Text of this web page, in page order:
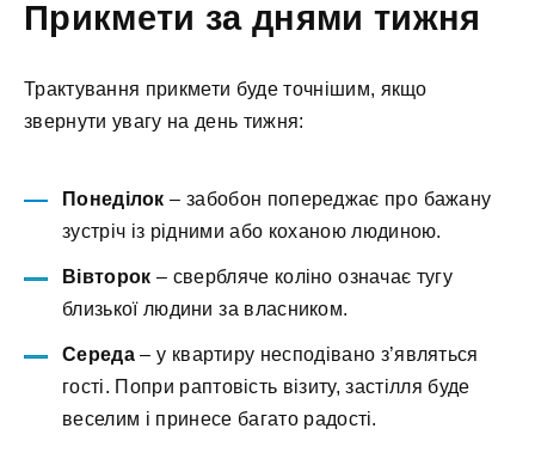
Прикмети за днями тижня
Трактування прикмети буде точнішим, якщо
звернути увагу на день тижня:
Понеділок – забобон попереджає про бажану
зустріч із рідними або коханою людиною.
Вівторок – свербляче коліно означає тугу
близької людини за власником.
Середа– у квартиру несподівано з’являться
гості. Попри раптовість візиту, застілля буде
веселим і принесе багато радості.